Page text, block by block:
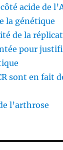
acide de
la génétique
de la
pour
sont en fait
l’arthrose